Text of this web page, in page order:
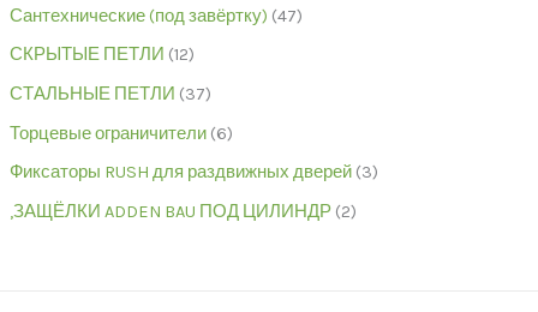
Сантехнические (под завёртку) 47
СКРЫТЫЕ ПЕТЛИ 12
СТАЛЬНЫЕ ПЕТЛИ 37
Торцевые ограничители 6
Фиксаторы RUSH для раздвижных дверей 3
,ЗАЩЁЛКИ ADDEN BAU ПОД ЦИЛИНДР 2